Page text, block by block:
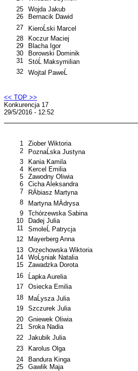
25
Wojda Jakub
26
Bernacik Dawid
27
KieroĹski Marcel
28
Koczur Maciej
29
Blacha Igor
30
Borowski Dominik
31
StóĹ Maksymilian
32
Wojtal PaweĹ
<< TOP >>
Konkurencja 17
29/5/2016 - 12:52
1 Ziober Wiktoria
2
PoznaĹska Justyna
3
Kania Kamila
4
Kercel Emilia
5
Zawodny Oliwia
6
Cicha Aleksandra
7
RÄbiasz Martyna
8
Martyna MÄdrysa
9
Tchórzewska Sabina
10
Dadej Julia
11
SmoleĹ Patrycja
12
Mayerberg Anna
13
Orzechowska Wiktoria
14
WoĹşniak Natalia
15
Zawadzka Dorota
16
Ĺapka Aurelia
17
Osiecka Emilia
18
MaĹysza Julia
19
Szczurek Julia
20
Gniewek Oliwia
21
Sroka Nadia
22
Jakubik Julia
23
Karolus Olga
24
Bandura Kinga
25
Gawlik Maja